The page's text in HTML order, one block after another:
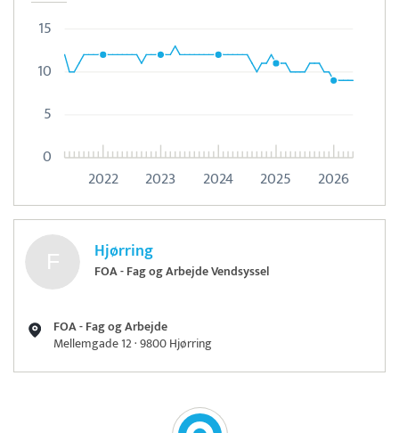
2022 2023 2024 2025 2026
0
5
10
15
Hjørring
FOA - Fag og Arbejde Vendsyssel
FOA - Fag og Arbejde
Mellemgade 12 · 9800 Hjørring